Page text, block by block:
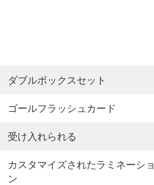
ダブルボックスセット
ゴールフラッシュカード
受け入れられる
カスタマイズされたラミネーショ
ン